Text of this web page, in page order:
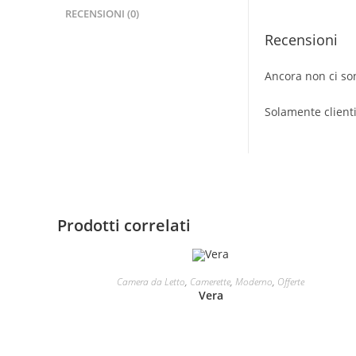
RECENSIONI (0)
Recensioni
Ancora non ci
Solamente
Prodotti correlati
LEGGI TUTTO
Camera da Letto, Camerette,Moderno, Offerte
Vera